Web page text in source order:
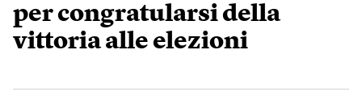
per congratularsi della
vittoria alle elezioni